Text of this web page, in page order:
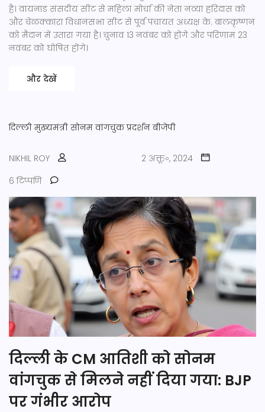
है। वायनाड संसदीय सीट से महिला मोर्चा की नेता नव्या हरिदास को
और चेळक्कारा विधानसभा सीट से पूर्व पंचायत अध्यक्ष के. बालकृष्णन
को मैदान में उतारा गया है। चुनाव 13 नवंबर को होंगे और परिणाम 23
नवंबर को घोषित होंगे।
और देखें
दिल्ली मुख्यमंत्री सोनम वांगचुक प्रदर्शन बीजेपी
NIKHIL ROY
2 अक्तू॰, 2024
6 टिप्पणि
दिल्ली के CM आतिशी को सोनम
वांगचुक से मिलने नहीं दिया गया: BJP
पर गंभीर आरोप